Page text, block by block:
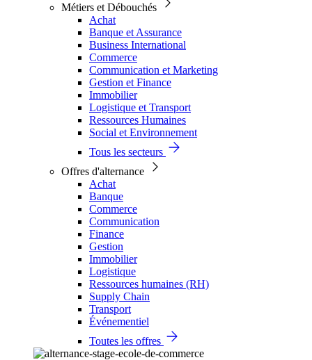
Métiers et Débouchés
Achat
Banque et Assurance
Business International
Commerce
Communication et Marketing
Gestion et Finance
Immobilier
Logistique et Transport
Ressources Humaines
Social et Environnement
Tous les secteurs
Offres d'alternance
Achat
Banque
Commerce
Communication
Finance
Gestion
Immobilier
Logistique
Ressources humaines (RH)
Supply Chain
Transport
Événementiel
Toutes les offres